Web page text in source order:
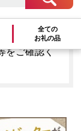
全ての
お礼の品
をすること
をご確認く